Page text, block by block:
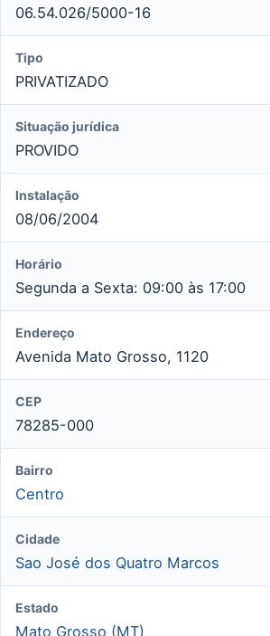
06.54.026/5000-16
Tipo
PRIVATIZADO
Situação jurídica
PROVIDO
Instalação
08/06/2004
Horário
Segunda a Sexta: 09:00 às 17:00
Endereço
Avenida Mato Grosso, 1120
CEP
78285-000
Bairro
Centro
Cidade
Sao José dos Quatro Marcos
Estado
Mato Grosso (MT)